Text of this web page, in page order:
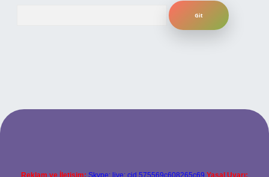
Reklam ve İletişim: Skype: live:.cid.575569c608265c69 Yasal Uyarı: